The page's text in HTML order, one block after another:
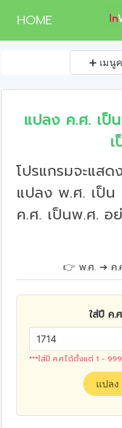
HOME
➕ เมนู
แปลง ค.ศ. เป็
โปรแกรมจะแส
แปลง พ.ศ. เป็น
ค.ศ. เป็นพ.ศ. อ
👉 พ.ศ. ➔ ค.
ใส่ปี ค.
***ใส่ปี ค.ศ.ได้ตั้งแต่ 1 -
แปลง